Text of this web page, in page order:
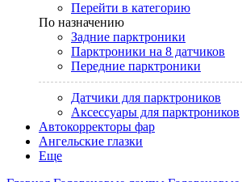
Перейти в категорию
По назначению
Задние парктроники
Парктроники на 8 датчиков
Передние парктроники
Датчики для парктроников
Аксессуары для парктроников
Автокорректоры фар
Ангельские глазки
Еще